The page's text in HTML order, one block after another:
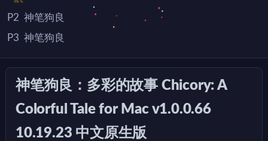
P2 神笔狗良
P3 神笔狗良
神笔狗良：多彩的故事 Chicory: A
Colorful Tale for Mac v1.0.0.66
10.19.23 中文原生版